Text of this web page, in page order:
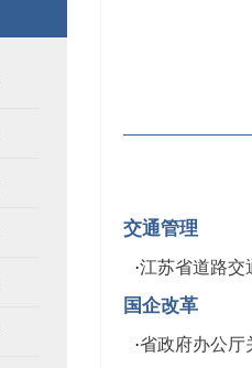
交通管理
·江苏省道路交
国企改革
·省政府办公厅